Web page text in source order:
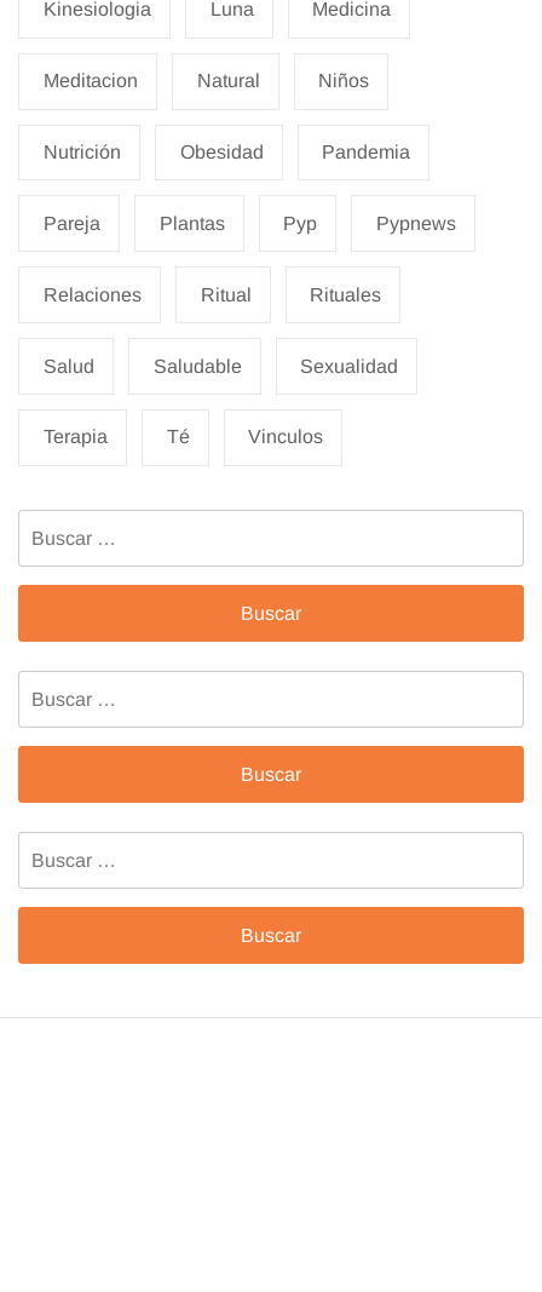
Kinesiologia Luna Medicina
Meditacion Natural Niños
Nutrición Obesidad Pandemia
Pareja Plantas Pyp Pypnews
Relaciones Ritual Rituales
Salud Saludable Sexualidad
Terapia Té Vinculos